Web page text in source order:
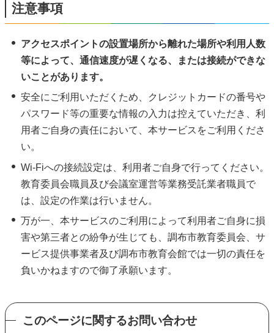
注意事項
アクセスポイントの設置場所から離れた場所や利用人数
等によって、通信速度が遅くなる、または接続ができな
いことがあります。
安全にご利用いただくため、クレジットカードの番号や
パスワード等の重要な情報の入力は控えていただき、利
用者ご自身の責任において、本サービスをご利用くださ
い。
Wi-Fiへの接続設定は、利用者ご自身で行ってください。
教育委員会職員及び会議室運営等業務受託業者職員で
は、設定の作業は行いません。
万が一、本サービスのご利用によって利用者ご自身に損
害や第三者との紛争が生じても、調布市教育委員会、サ
ービス提供事業者及び調布市教育会館では一切の責任を
負いかねますので御了承願います。
このページに関するお問い合わせ